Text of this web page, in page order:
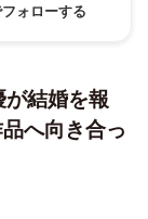
ォローする
結婚を報
へ向き合っ